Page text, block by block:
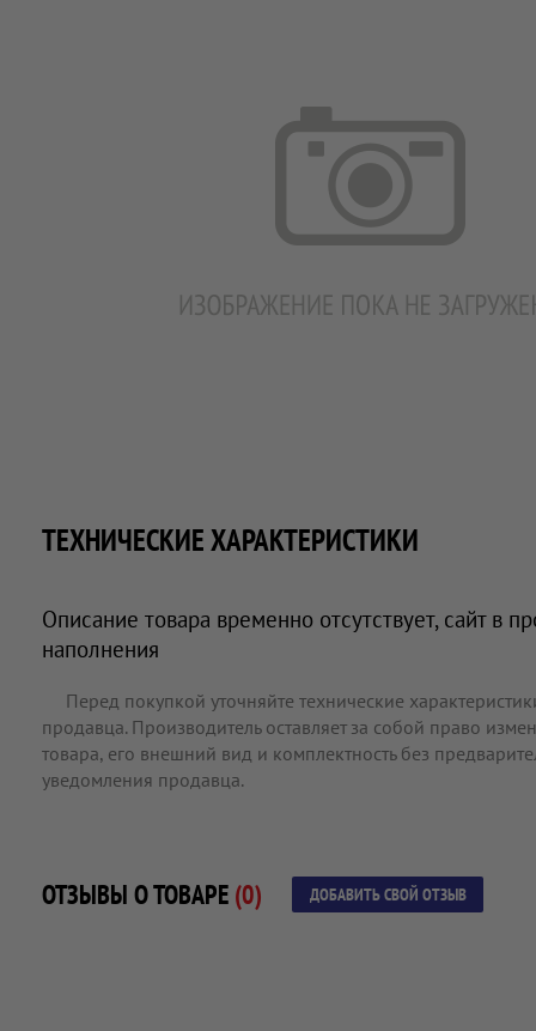
ТЕХНИЧЕСКИЕ ХАРАКТЕРИСТИКИ
Описание товара временно отсутствует, сайт в
наполнения
Перед покупкой уточняйте технические
продавца. Производитель оставляет за собой право
товара, его внешний вид и комплектность без
уведомления продавца.
ОТЗЫВЫ О ТОВАРЕ (0) ДОБАВИТЬ СВОЙ ОТЗЫВ